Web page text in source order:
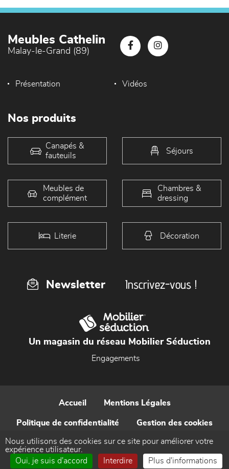
Meubles Cathelin
Malay-le-Grand (89)
Présentation Vidéos
Nos produits
Canapés &
fauteuils
Séjours
Meubles de
complément
Chambres &
dressing
Literie Décoration
Newsletter Inscrivez-vous !
Un magasin du réseau Mobilier Séduction
Engagements
Accueil Mentions Légales
Politique de confidentialité Gestion des cookies
Contact
Nous utilisons des cookies sur ce site pour améliorer votre
expérience utilisateur.
Oui, je suis d'accord
Interdire Plus d'informations